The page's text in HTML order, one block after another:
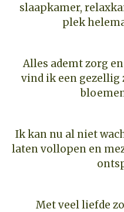
slaapkamer,
plek
Alles ademt zorg
vind ik een gezellig
Ik kan nu al niet
laten vollopen en
Met veel liefde